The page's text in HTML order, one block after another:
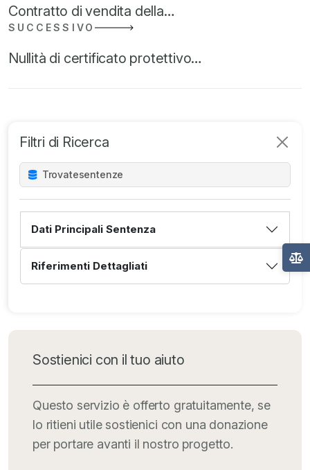
Contratto di vendita della…
SUCCESSIVO
Nullità di certificato protettivo…
Filtri di Ricerca
Trovatesentenze
Dati Principali Sentenza
Riferimenti Dettagliati
Sostienici con il tuo aiuto
Questo servizio è offerto gratuitamente, se
lo ritieni utile sostienici con una donazione
per portare avanti il nostro progetto.